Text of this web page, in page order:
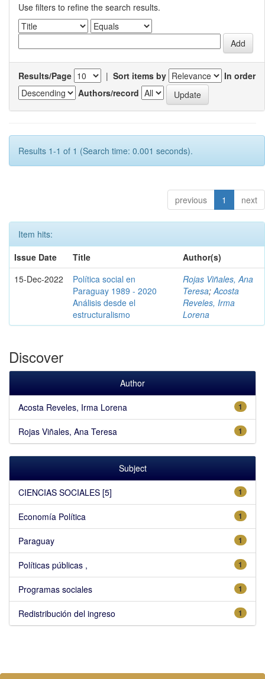
Use filters to refine the search results.
Results/Page | Sort items by
In order
Authors/record
Results 1-1 of 1 (Search time: 0.001 seconds).
previous 1 next
Item hits:
Issue Date
Title
Author(s)
15-Dec-2022
Política social en
Paraguay 1989 - 2020
Análisis desde el
estructuralismo
Rojas Viñales, Ana
Teresa; Acosta
Reveles, Irma
Lorena
Discover
Author
1
Acosta Reveles, Irma Lorena
1
Rojas Viñales, Ana Teresa
Subject
1
CIENCIAS SOCIALES [5]
1
Economía Política
1
Paraguay
1
Políticas públicas ,
1
Programas sociales
1
Redistribución del ingreso